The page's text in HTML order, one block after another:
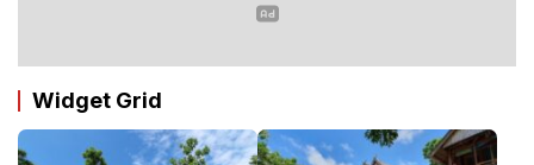
Widget Grid